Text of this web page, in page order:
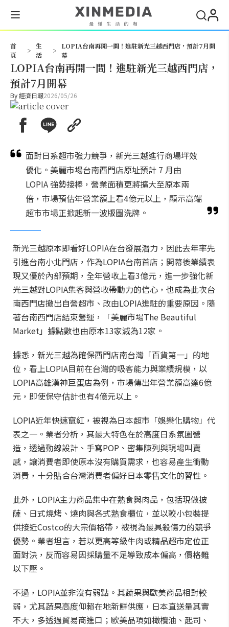
首
頁
>
生
活
>
LOPIA台南再開一間！進駐新光三越西門店，預計7月開
幕
LOPIA台南再開一間！進駐新光三越西門店，
預計7月開幕
By經濟日報2026/05/26
面對日系超市強力競爭，新光三越進行商場坪效
優化。美麗市場台南西門店原址預計 7 月由
LOPIA 強勢接棒，營業面積更將擴大至原本兩
倍，市場預估年營業額上看4億元以上，顯示高端
超市市場正掀起新一波版圖洗牌。
新光三越原本即看好LOPIA在台發展潛力，因此去年率先
引進台南小北門店，作為LOPIA台南首店；開幕後業績表
現又優於內部預期，全年營收上看3億元，進一步強化新
光三越對LOPIA集客與營收帶動力的信心，也成為此次台
南西門店撤出自營超市、改由LOPIA進駐的重要原因。隨
著台南西門店結束營運，「美麗市場The Beautiful
Market」據點數也由原本13家減為12家。
據悉，新光三越為確保西門店南台灣「百貨第一」的地
位，看上LOPIA目前在台灣的吸客能力與業績規模，以
LOPIA高雄漢神巨蛋店為例，市場傳出年營業額高達6億
元，即使保守估計也有4億元以上。
LOPIA近年快速竄紅，被視為日本超市「娛樂化購物」代
表之一。業者分析，其最大特色在於高度日系氛圍營
造，透過動線設計、手寫POP、密集陳列與現場叫賣
感，讓消費者即使原本沒有購買需求，也容易產生衝動
消費，十分貼合台灣消費者偏好日本零售文化的習性。
此外，LOPIA主力商品集中在熟食與肉品，包括現做披
薩、日式燒烤、燒肉與各式熟食櫃位，並以較小包裝提
供接近Costco的大宗價格帶，被視為最具殺傷力的競爭
優勢。業者坦言，若以更高等級牛肉或精品超市定位正
面對決，反而容易因採購量不足導致成本偏高，價格難
以下壓。
不過，LOPIA並非沒有弱點。其蔬果與歐美商品相對較
弱，尤其蔬果高度仰賴在地新鮮供應，日本直送量其實
不大，多透過貿易商進口；歐美品項如橄欖油、起司、